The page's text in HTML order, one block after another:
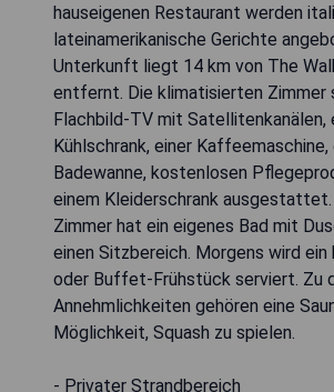
hauseigenen Restaurant werden
lateinamerikanische Gerichte
Unterkunft liegt 14 km von The
entfernt. Die klimatisierten Zimmer
Flachbild-TV mit Satellitenkanälen,
Kühlschrank, einer Kaffeemaschine,
Badewanne, kostenlosen
einem Kleiderschrank
Zimmer hat ein eigenes Bad mit
einen Sitzbereich. Morgens wird
oder Buffet-Frühstück serviert. Zu
Annehmlichkeiten gehören eine
Möglichkeit, Squash zu spielen.
- Privater Strandbereich